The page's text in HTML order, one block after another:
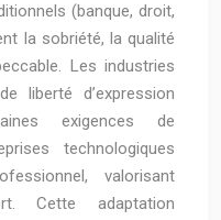
(banque, droit,
la sobriété, la qualité
Les industries
liberté d’expression
exigences de
technologiques
valorisant
Cette adaptation